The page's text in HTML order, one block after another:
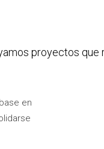
proyectos
en